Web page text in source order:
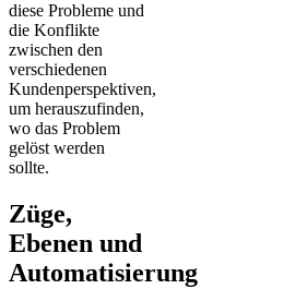
diese Probleme und
die Konflikte
zwischen den
verschiedenen
Kundenperspektiven,
um herauszufinden,
wo das Problem
gelöst werden
sollte.
Züge,
Ebenen und
Automatisierung